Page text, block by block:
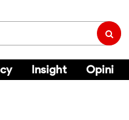
Insight Opini